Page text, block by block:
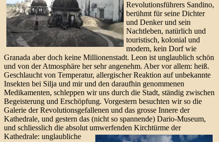
Revolutionsführers Sandino,
berühmt für seine Dichter
und Denker und sein
Nachtleben, natürlich und
touristisch, kolonial und
modern, kein Dorf wie
Granada aber doch keine Millionenstadt. Leon ist unglaublich schön
und von der Atmosphäre her sehr angenehm. Aber vor allem: heiß.
Geschlaucht von Temperatur, allergischer Reaktion auf unbekannte
Insekten bei Silja und mir und den daraufhin genommenen
Medikamenten, schleppen wir uns durch die Stadt, ständig zwischen
Begeisterung und Erschöpfung. Vorgestern besuchten wir so die
Galerie der Revolutionsgefallenen und das grosse Innere der
Kathedrale, und gestern das (nicht so spannende) Dario-Museum,
und schliesslich die absolut umwerfenden Kirchtürme der
Kathedrale: unglaubliche